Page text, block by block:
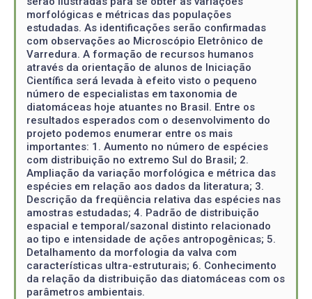
morfológicas e métricas das populações
estudadas. As identificações serão confirmadas
com observações ao Microscópio Eletrônico de
Varredura. A formação de recursos humanos
através da orientação de alunos de Iniciação
Científica será levada à efeito visto o pequeno
número de especialistas em taxonomia de
diatomáceas hoje atuantes no Brasil. Entre os
resultados esperados com o desenvolvimento do
projeto podemos enumerar entre os mais
importantes: 1. Aumento no número de espécies
com distribuição no extremo Sul do Brasil; 2.
Ampliação da variação morfológica e métrica das
espécies em relação aos dados da literatura; 3.
Descrição da freqüência relativa das espécies nas
amostras estudadas; 4. Padrão de distribuição
espacial e temporal/sazonal distinto relacionado
ao tipo e intensidade de ações antropogênicas; 5.
Detalhamento da morfologia da valva com
características ultra-estruturais; 6. Conhecimento
da relação da distribuição das diatomáceas com os
parâmetros ambientais.